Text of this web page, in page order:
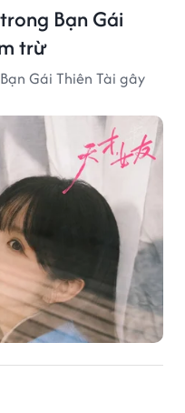
Bạn Gái
trừ
Gái Thiên Tài gây